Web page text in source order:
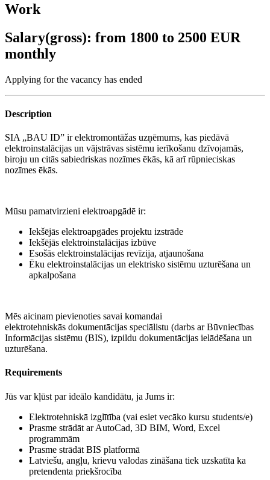
Work
Salary(gross): from 1800 to 2500 EUR
monthly
Applying for the vacancy has ended
Description
SIA „BAU ID” ir elektromontāžas uzņēmums, kas piedāvā
elektroinstalācijas un vājstrāvas sistēmu ierīkošanu dzīvojamās,
biroju un citās sabiedriskas nozīmes ēkās, kā arī rūpnieciskas
nozīmes ēkās.
Mūsu pamatvirzieni elektroapgādē ir:
Iekšējās elektroapgādes projektu izstrāde
Iekšējās elektroinstalācijas izbūve
Esošās elektroinstalācijas revīzija, atjaunošana
Ēku elektroinstalācijas un elektrisko sistēmu uzturēšana un
apkalpošana
Mēs aicinam pievienoties savai komandai
elektrotehniskās dokumentācijas speciālistu (darbs ar Būvniecības
Informācijas sistēmu (BIS), izpildu dokumentācijas ielādēšana un
uzturēšana.
Requirements
Jūs var kļūst par ideālo kandidātu, ja Jums ir:
Elektrotehniskā izglītība (vai esiet vecāko kursu students/e)
Prasme strādāt ar AutoCad, 3D BIM, Word, Excel
programmām
Prasme strādāt BIS platformā
Latviešu, angļu, krievu valodas zināšana tiek uzskatīta ka
pretendenta priekšrocība